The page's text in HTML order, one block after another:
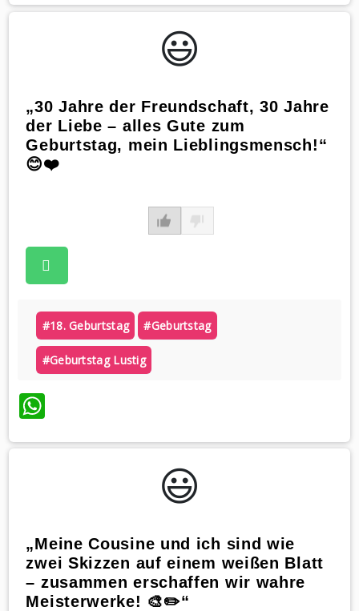
😃️
„30 Jahre der Freundschaft, 30 Jahre
der Liebe – alles Gute zum
Geburtstag, mein Lieblingsmensch!“
😊❤️
#18. Geburtstag #geburtstag
#geburtstag Lustig
WhatsApp
😃️
„Meine Cousine und ich sind wie
zwei Skizzen auf einem weißen Blatt
– zusammen erschaffen wir wahre
Meisterwerke! 🎨✏️“